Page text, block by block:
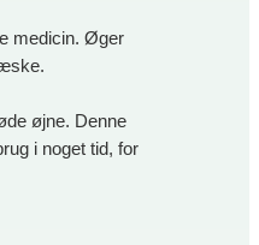
medicin. Øger
øjne. Denne
i noget tid, for